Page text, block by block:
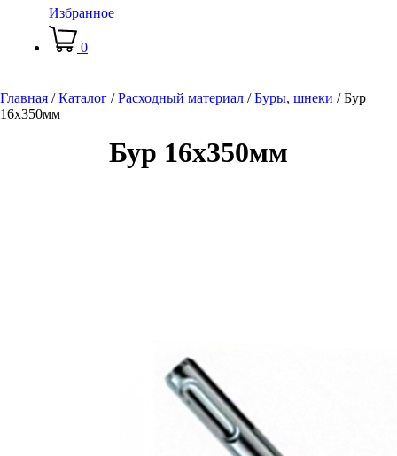
Избранное
0
Главная /Каталог /Расходный материал /Буры, шнеки /Бур
16х350мм
Бур 16х350мм